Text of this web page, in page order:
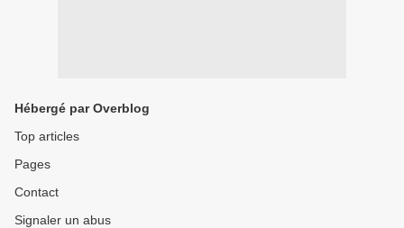
Hébergé par Overblog
Top articles
Pages
Contact
Signaler un abus